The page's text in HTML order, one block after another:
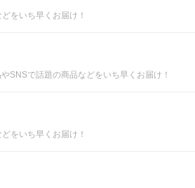
をいち早くお届け！
SNSで話題の商品などをいち早くお届け！
をいち早くお届け！